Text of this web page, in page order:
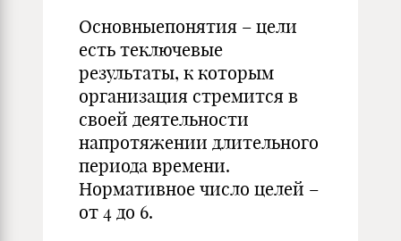
Основныепонятия – цели
есть теключевые
результаты, к которым
организация стремится в
своей деятельности
напротяжении длительного
периода времени.
Нормативное число целей –
от 4 до 6.